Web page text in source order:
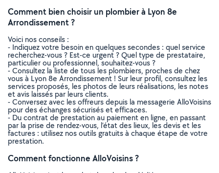
Comment bien choisir un plombier à Lyon 8e
Arrondissement ?
Voici nos conseils :
- Indiquez votre besoin en quelques secondes : quel service
recherchez-vous ? Est-ce urgent ? Quel type de prestataire,
particulier ou professionnel, souhaitez-vous ?
- Consultez la liste de tous les plombiers, proches de chez
vous à Lyon 8e Arrondissement ! Sur leur profil, consultez les
services proposés, les photos de leurs réalisations, les notes
et avis laissés par leurs clients.
- Conversez avec les offreurs depuis la messagerie AlloVoisins
pour des échanges sécurisés et efficaces.
- Du contrat de prestation au paiement en ligne, en passant
par la prise de rendez-vous, l’état des lieux, les devis et les
factures : utilisez nos outils gratuits à chaque étape de votre
prestation.
Comment fonctionne AlloVoisins ?